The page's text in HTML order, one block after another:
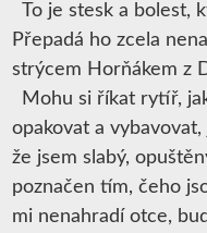
To je stesk a bolest,
Přepadá ho zcela
strýcem Horňákem z
Mohu si říkat rytíř,
opakovat a
že jsem slabý,
poznačen tím, čeho
mi nenahradí otce,